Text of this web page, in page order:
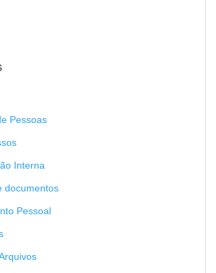
Pessoas
Interna
documentos
Pessoal